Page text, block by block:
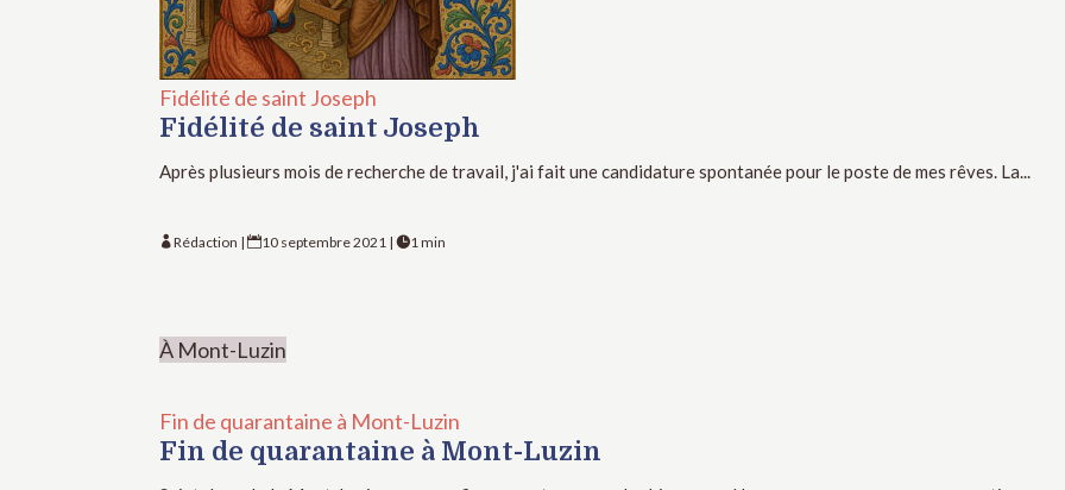
Fidélité de saint Joseph
Fidélité de saint Joseph
Après plusieurs mois de recherche de travail, j'ai fait une candidature spontanée pour le poste de mes rêves. La...
Rédaction |10 septembre 2021 |1 min
À Mont-Luzin
Fin de quarantaine à Mont-Luzin
Fin de quarantaine à Mont-Luzin